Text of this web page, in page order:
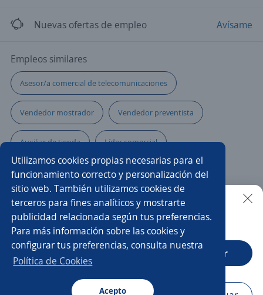
Utilizamos cookies propias necesarias para el
funcionamiento correcto y personalización del
sitio web. También utilizamos cookies de
terceros para fines analíticos y mostrarte
publicidad relacionada según tus preferencias.
Para más información sobre las cookies y
configurar tus preferencias, consulta nuestra
Política de Cookies
Acepto
Nuevas ofertas de empleo Avísame
Empleos similares
Asesor/a comercial de telecomunicaciones
Vendedor mostrador Vendedor preventista
Auxiliar de tienda Líder comercial
Especialista en ventas y atención al cliente
Auxiliar de farmacia Supervisor/a de ventas
Vendedor/a Comercial tienda Comercial
Representante de servicio al cliente
Auxiliar administrativo/a Ventas
Buscar es más fácil en la app
CT App Abrir